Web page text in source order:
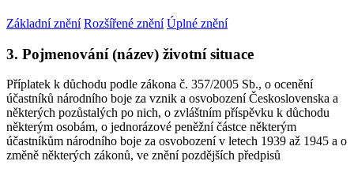
Základní znění Rozšířené znění Úplné znění
3. Pojmenování (název) životní situace
Příplatek k důchodu podle zákona č. 357/2005 Sb., o ocenění
účastníků národního boje za vznik a osvobození Československa a
některých pozůstalých po nich, o zvláštním příspěvku k důchodu
některým osobám, o jednorázové peněžní částce některým
účastníkům národního boje za osvobození v letech 1939 až 1945 a o
změně některých zákonů, ve znění pozdějších předpisů